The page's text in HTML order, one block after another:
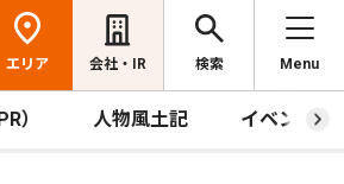
エリア 会社・IR 検索 Menu
） 人物風土記 イベント